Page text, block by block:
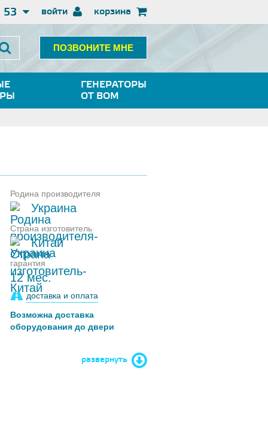
войти
53 корзина
ПОЗВОНИТЕ МНЕ
ГЕНЕРАТОРЫ
ОТ ВОМ
Родина производителя
Украина
Страна изготовитель
Китай
гарантия
12 мес.
доставка и оплата
Возможна доставка
оборудования до двери
развернуть